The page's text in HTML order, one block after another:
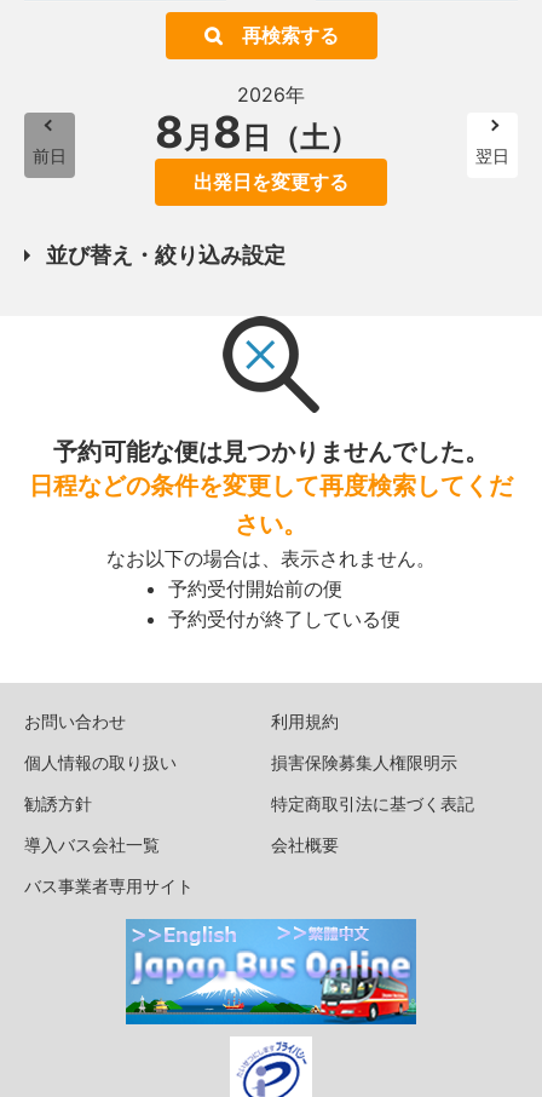
再検索する
前日
2026年
8月 8 日（土）
出発日を変更する
翌日
並び替え・絞り込み設定
予約可能な便は見つかりませんでした。
日程などの条件を変更して再度検索してくだ
さい。
なお以下の場合は、表示されません。
予約受付開始前の便
予約受付が終了している便
お問い合わせ
利用規約
個人情報の取り扱い
損害保険募集人権限明示
勧誘方針
特定商取引法に基づく表記
導入バス会社一覧
会社概要
バス事業者専用サイト